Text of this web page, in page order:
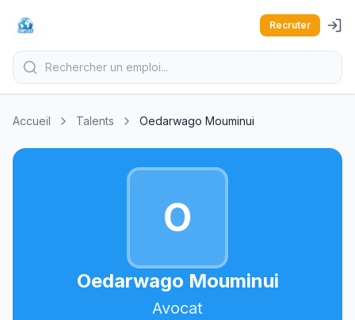
Recruter
Accueil Talents Oedarwago Mouminui
O
Oedarwago Mouminui
Avocat